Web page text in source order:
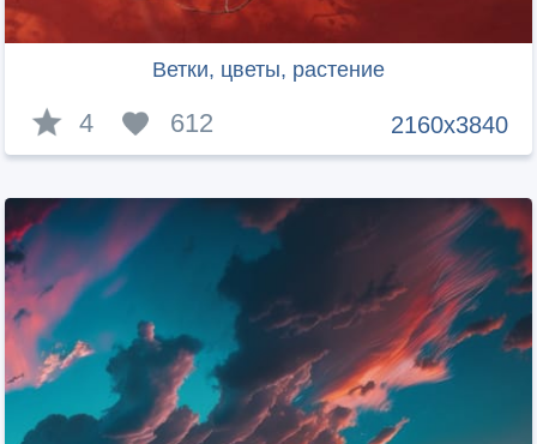
Ветки, цветы, растение
2160x3840
4 612